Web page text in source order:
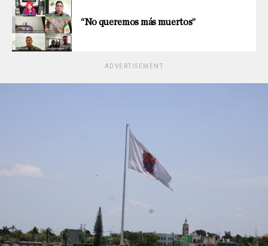
“No queremos más muertos”
ADVERTISEMENT